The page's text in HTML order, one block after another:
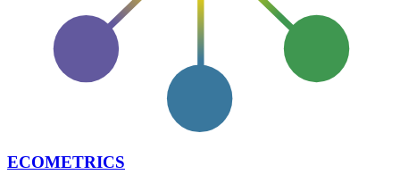
ECOMETRICS